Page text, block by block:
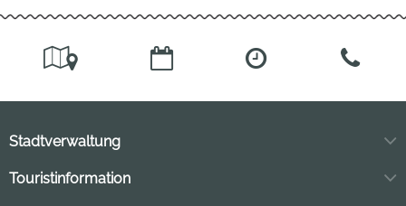
Stadtverwaltung
Markt 11
Touristinformation